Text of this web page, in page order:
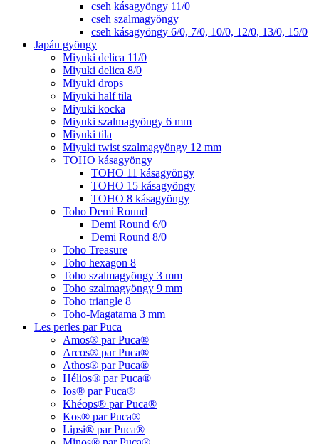
cseh kásagyöngy 11/0
cseh szalmagyöngy
cseh kásagyöngy 6/0, 7/0, 10/0, 12/0, 13/0, 15/0
Japán gyöngy
Miyuki delica 11/0
Miyuki delica 8/0
Miyuki drops
Miyuki half tila
Miyuki kocka
Miyuki szalmagyöngy 6 mm
Miyuki tila
Miyuki twist szalmagyöngy 12 mm
TOHO kásagyöngy
TOHO 11 kásagyöngy
TOHO 15 kásagyöngy
TOHO 8 kásagyöngy
Toho Demi Round
Demi Round 6/0
Demi Round 8/0
Toho Treasure
Toho hexagon 8
Toho szalmagyöngy 3 mm
Toho szalmagyöngy 9 mm
Toho triangle 8
Toho-Magatama 3 mm
Les perles par Puca
Amos® par Puca®
Arcos® par Puca®
Athos® par Puca®
Hélios® par Puca®
Ios® par Puca®
Khéops® par Puca®
Kos® par Puca®
Lipsi® par Puca®